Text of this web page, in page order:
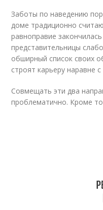
Заботы по наведению
доме традиционно
равноправие
представительницы
обширный список своих
строят карьеру наравне
Совмещать эти два
проблематично. Кроме